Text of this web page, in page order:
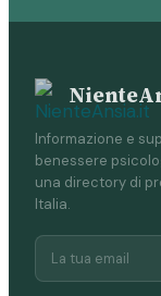
Informazione e
benessere
una directory di
Italia.